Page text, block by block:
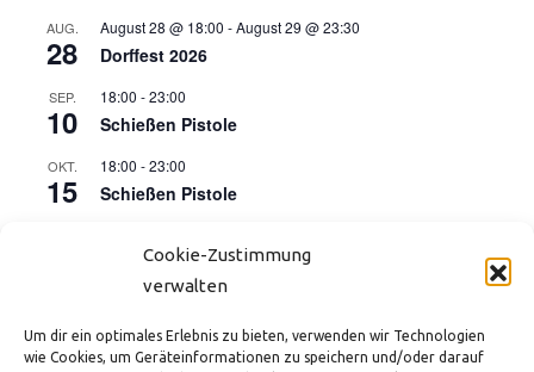
Cookie-Zustimmung
verwalten
Um dir ein optimales Erlebnis zu bieten, verwenden wir Technologien
wie Cookies, um Geräteinformationen zu speichern und/oder darauf
AUG.
28
August 28 @ 18:00 -August 29 @ 23:30
Dorffest 2026
SEP.
10
18:00 -23:00
Schießen Pistole
OKT.
15
18:00 -23:00
Schießen Pistole
Kinderdisco (Start der Herbstferien)
12 Schießen Pistole